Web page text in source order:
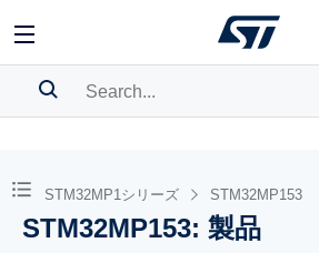
BOOKMARK
Pleaselog in to show your saved
STM32MP1シリーズ STM32MP153
STM32MP153: 製品